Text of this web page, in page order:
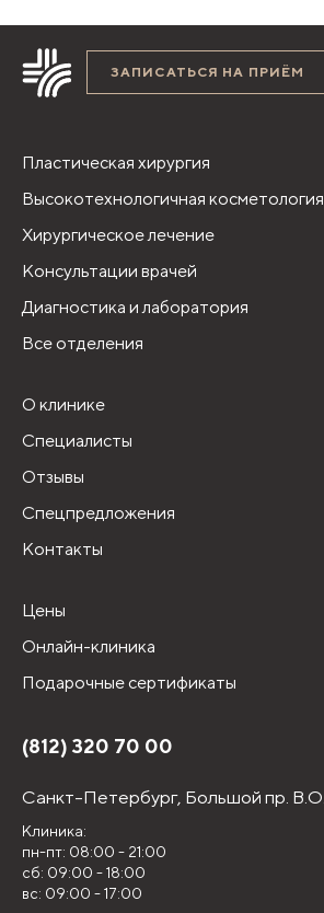
ЗАПИСАТЬСЯ НА ПРИЁМ
Пластическая хирургия
Высокотехнологичная косметология
Хирургическое лечение
Консультации врачей
Диагностика и лаборатория
Все отделения
О клинике
Специалисты
Отзывы
Спецпредложения
Контакты
Цены
Онлайн-клиника
Подарочные сертификаты
(812) 320 70 00
Санкт-Петербург, Большой пр.
Клиника:
пн-пт: 08:00 - 21:00
сб: 09:00 - 18:00
вс: 09:00 - 17:00